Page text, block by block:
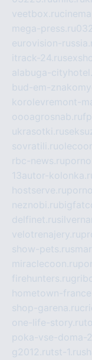
veetbox.ru
mega-press.ru
eurovision-
itrack-24.ru
alabuga-
bud-em-
korolevremont-
oooagrosnab.ru
ukrasotki.ru
sovratili.ru
rbc-news.ru
13autor-
hostserve.ru
neznobi.ru
delfinet.ru
velotrenajery.ru
show-pets.ru
miraclecoon.ru
firehunters.ru
hometown-
shop-garena.ru
one-life-story.ru
poka-vse-doma-
g2012.rutst-1.ru